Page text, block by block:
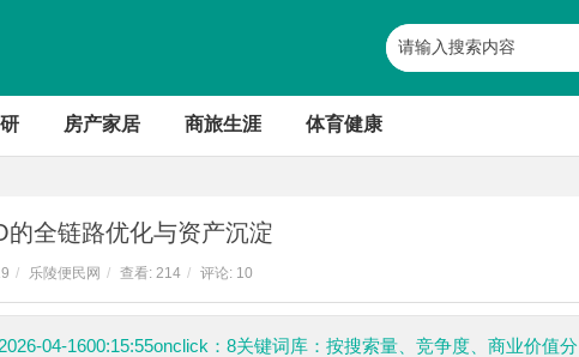
房产家居 商旅生涯 体育健康
的全链路优化与资产沉淀
/ 乐陵便民网 / 查看: 214 / 评论: 10
04-1600:15:55onclick：8关键词库：按搜索量、竞争度、商业价值分